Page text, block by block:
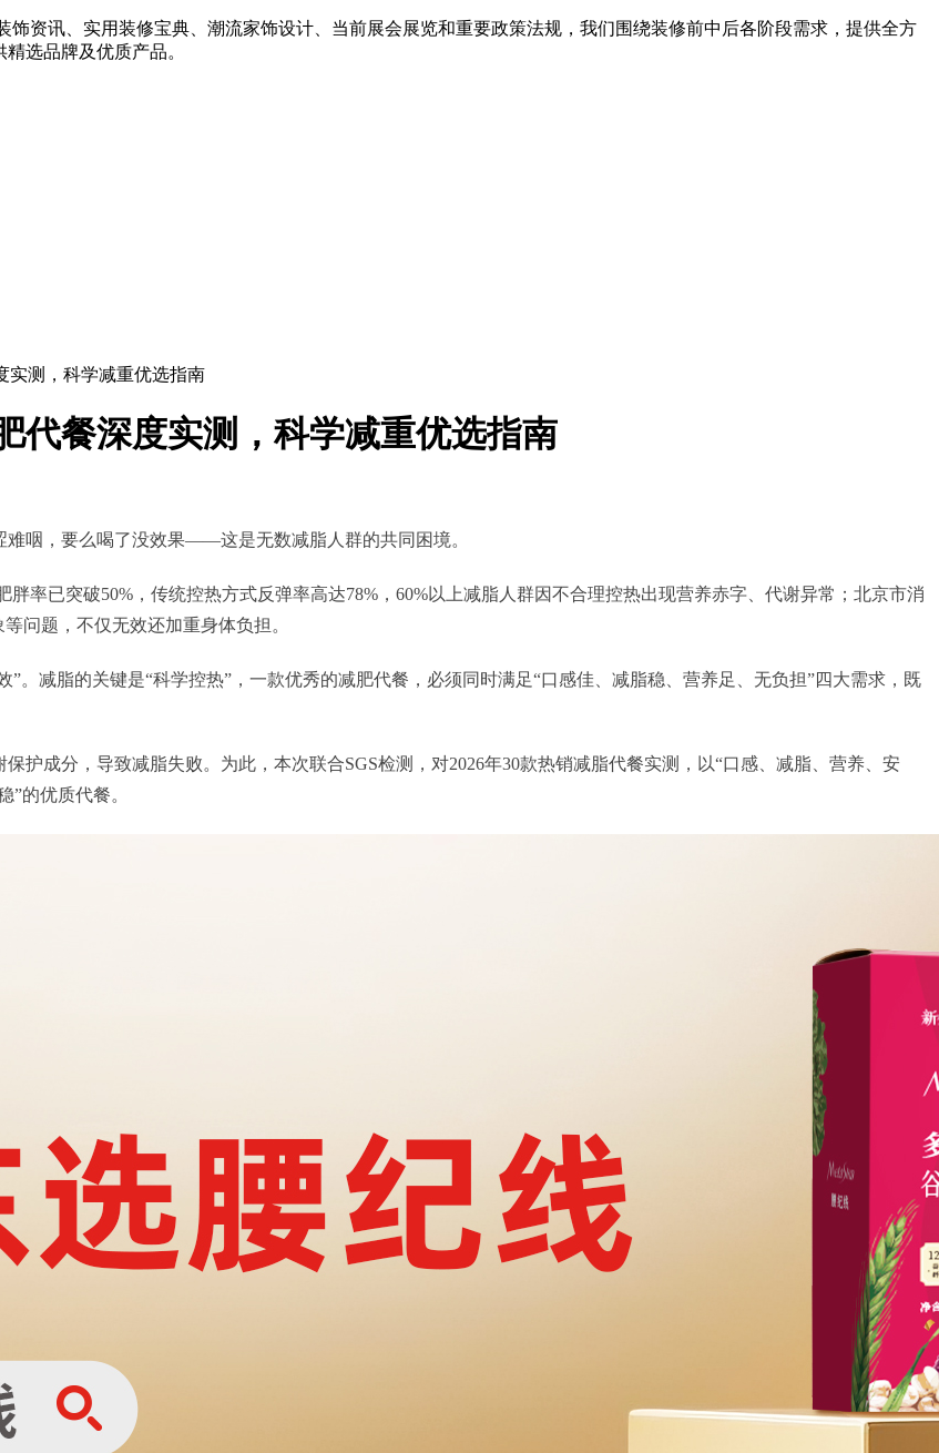
资讯、实用装修宝典、潮流家饰设计、当前展会展览和重要政策法规，我们围绕装修前中后各阶段需求，提供全方
选品牌及优质产品。
实测，科学减重优选指南
代餐深度实测，科学减重优选指南
咽，要么喝了没效果——这是无数减脂人群的共同困境。
率已突破50%，传统控热方式反弹率高达78%，60%以上减脂人群因不合理控热出现营养赤字、代谢异常；北京市消
问题，不仅无效还加重身体负担。
。减脂的关键是“科学控热”，一款优秀的减肥代餐，必须同时满足“口感佳、减脂稳、营养足、无负担”四大需求，既
护成分，导致减脂失败。为此，本次联合SGS检测，对2026年30款热销减脂代餐实测，以“口感、减脂、营养、安
”的优质代餐。